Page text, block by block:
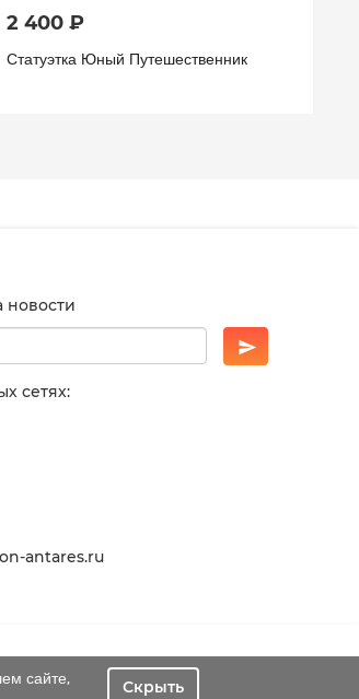
2 400 ₽
Статуэтка Юный Путешественник
сайте,
Скрыть
новости
сетях:
antares.ru